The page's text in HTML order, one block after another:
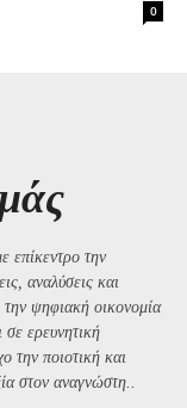
0
επίκεντρο την
αναλύσεις και
την ψηφιακή οικονομία
σε ερευνητική
την ποιοτική και
στον αναγνώστη..